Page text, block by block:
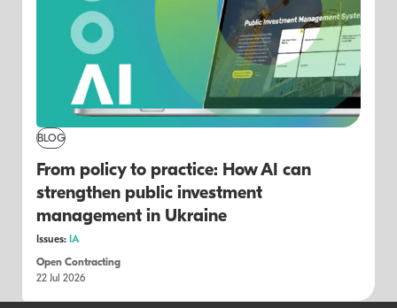
BLOG
From policy to practice: How AI can
strengthen public investment
management in Ukraine
Issues: IA
Open Contracting
22 Jul 2026